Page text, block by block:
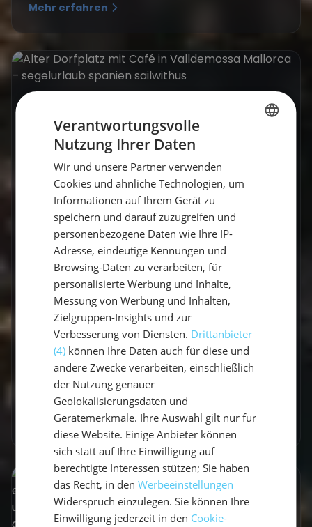
Mehr erfahren
2022
Essen gehen Mallorca | Top 10
Restaurant Tipps
Mitsegeln Mallorca & die spanische Küche
erleben🦐. Beim Segeln um die spanische Insel
gibt es tolle Restaurants! Hier unsere Top...
Lucas Schmitt •10. Januar 2022
Mehr erfahren
Verantwortungsvolle
Nutzung Ihrer Daten
Wir und unsere Partner verwenden
Cookies und ähnliche Technologien, um
Informationen auf Ihrem Gerät zu
speichern und darauf zuzugreifen und
personenbezogene Daten wie Ihre IP-
Adresse, eindeutige Kennungen und
Browsing-Daten zu verarbeiten, für
personalisierte Werbung und Inhalte,
Messung von Werbung und Inhalten,
Zielgruppen-Insights und zur
Verbesserung von Diensten. Drittanbieter
(4) können Ihre Daten auch für diese und
andere Zwecke verarbeiten, einschließlich
der Nutzung genauer
Geolokalisierungsdaten und
Gerätemerkmale. Ihre Auswahl gilt nur für
diese Website. Einige Anbieter können
sich statt auf Ihre Einwilligung auf
berechtigte Interessen stützen; Sie haben
das Recht, in denWerbeeinstellungen
Widerspruch einzulegen. Sie können Ihre
Einwilligung jederzeit in den Cookie-